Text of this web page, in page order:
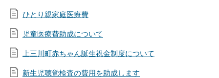
ひとり親家庭医療費
児童医療費助成について
上三川町赤ちゃん誕生祝金制度について
新生児聴覚検査の費用を助成します